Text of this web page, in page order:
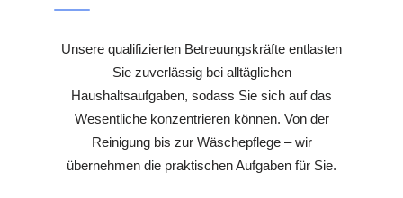
Unsere qualifizierten Betreuungskräfte entlasten
Sie zuverlässig bei alltäglichen
Haushaltsaufgaben, sodass Sie sich auf das
Wesentliche konzentrieren können. Von der
Reinigung bis zur Wäschepflege – wir
übernehmen die praktischen Aufgaben für Sie.